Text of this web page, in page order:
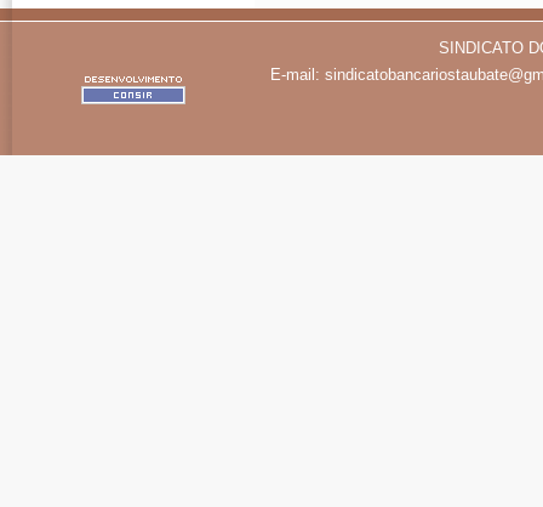
SINDICATO
E-mail: